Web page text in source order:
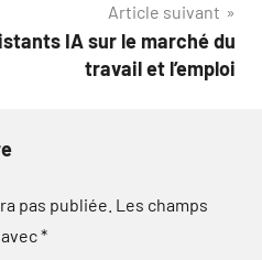
Article suivant
IA sur le marché du
travail et l’emploi
pas publiée. Les champs
*